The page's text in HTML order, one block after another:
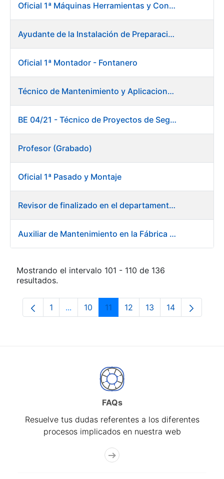
Mostrar/Ocultar
Oficial 1ª Máquinas Herramientas y Control Numérico
Ayudante de la Instalación de Preparación de Pastas
Oficial 1ª Montador - Fontanero
Técnico de Mantenimiento y Aplicaciones Industriales
BE 04/21 - Técnico de Proyectos de Seguridad
Profesor (Grabado)
Oficial 1ª Pasado y Montaje
Revisor de finalizado en el departamento Fábrica de Papel - Burgos
Auxiliar de Mantenimiento en la Fábrica de Papel de Burgos
Mostrando el intervalo 101 - 110 de 136
resultados.
Página
1 ...Páginas intermedias Use TAB para
Página
10 Página
11 Página
12 Página
13 Página
14
FAQs
Resuelve tus dudas referentes a los diferentes
procesos implicados en nuestra web